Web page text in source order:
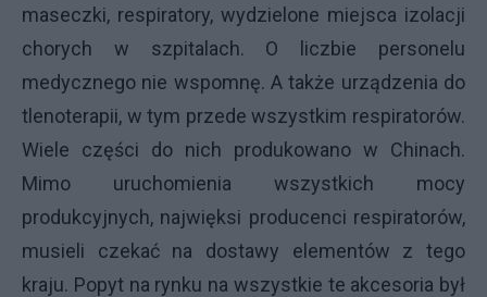
maseczki, respiratory, wydzielone miejsca izolacji
chorych w szpitalach. O liczbie personelu
medycznego nie wspomnę. A także urządzenia do
tlenoterapii, w tym przede wszystkim respiratorów.
Wiele części do nich produkowano w Chinach.
Mimo uruchomienia wszystkich mocy
produkcyjnych, najwięksi producenci respiratorów,
musieli czekać na dostawy elementów z tego
kraju. Popyt na rynku na wszystkie te akcesoria był